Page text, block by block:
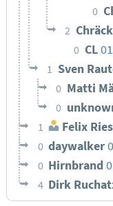
0
2
0 CL
1 Sven
0 Matti
0
1 Felix
0 daywalker
0 Hirnbrand
4 Dirk